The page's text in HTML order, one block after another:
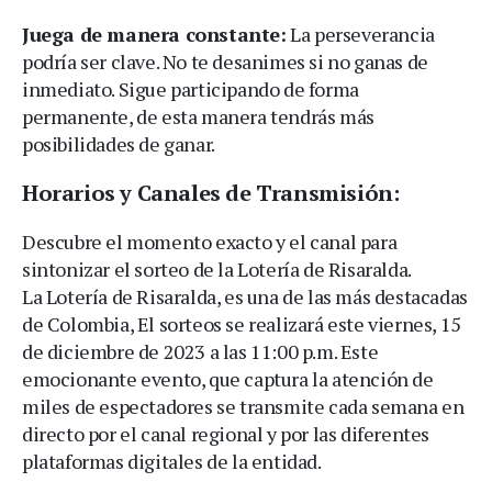
Juega de manera constante:La perseverancia
podría ser clave. No te desanimes si no ganas de
inmediato. Sigue participando de forma
permanente, de esta manera tendrás más
posibilidades de ganar.
Horarios y Canales de Transmisión:
Descubre el momento exacto y el canal para
sintonizar el sorteo de la Lotería de Risaralda.
La Lotería de Risaralda, es una de las más destacadas
de Colombia, El sorteos se realizará este viernes, 15
de diciembre de 2023 a las 11:00 p.m. Este
emocionante evento, que captura la atención de
miles de espectadores se transmite cada semana en
directo por el canal regional y por las diferentes
plataformas digitales de la entidad.